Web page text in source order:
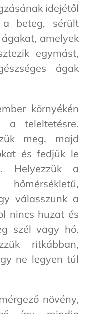
idejétől
beteg, sérült
amelyek
egymást,
ágak
környékén
a teleltetésre.
meg, majd
és fedjük le
Helyezzük a
válasszunk a
nincs huzat és
szél vagy hó.
ritkábban,
ne legyen túl
növény,